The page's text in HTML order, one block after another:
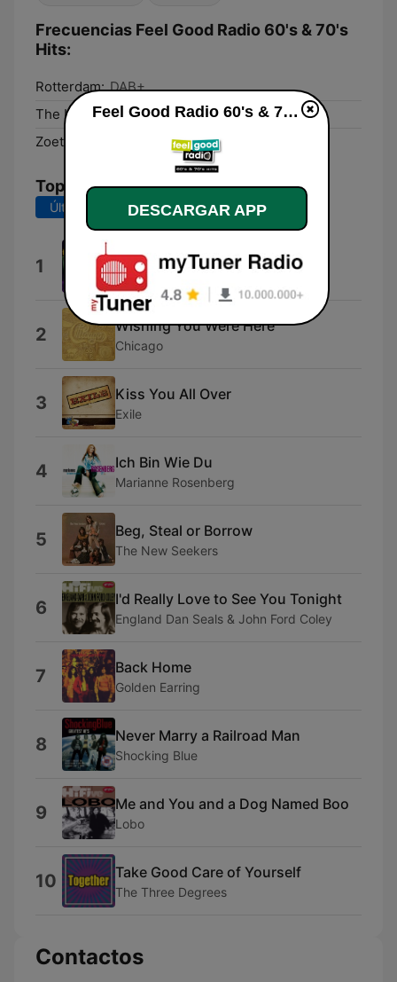
Frecuencias Feel Good Radio 60's & 70's
Hits:
Rotterdam: DAB+
The Hague: DAB+
Zoetermeer:
Top Canciones
Últimos 7 días Últimos 30 días
1 Last Train to Clarksville
The Monkees
2 Wishing You Were Here
Chicago
3 Kiss You All Over
Exile
4 Ich Bin Wie Du
Marianne Rosenberg
5 Beg, Steal or Borrow
The New Seekers
6 I'd Really Love to See You Tonight
England Dan Seals & John Ford Coley
7 Back Home
Golden Earring
8 Never Marry a Railroad Man
Shocking Blue
9 Me and You and a Dog Named Boo
Lobo
10 Take Good Care of Yourself
The Three Degrees
Contactos
Feel Good Radio 60's & 70's Hits en vivo
DESCARGAR APP